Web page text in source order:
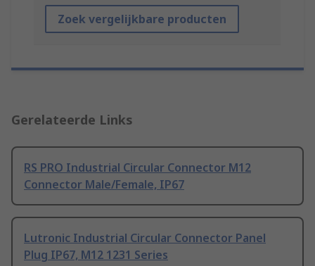
Zoek vergelijkbare producten
Gerelateerde Links
RS PRO Industrial Circular Connector M12
Connector Male/Female, IP67
Lutronic Industrial Circular Connector Panel
Plug IP67, M12 1231 Series